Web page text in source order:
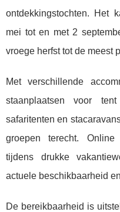
ontdekkingstochten. Het
mei tot en met 2
vroege herfst tot de meest
Met verschillende
staanplaatsen voor
safaritenten en
groepen terecht.
tijdens drukke
actuele beschikbaarheid
De bereikbaarheid is